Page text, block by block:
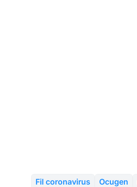
Fil coronavirus Ocugen